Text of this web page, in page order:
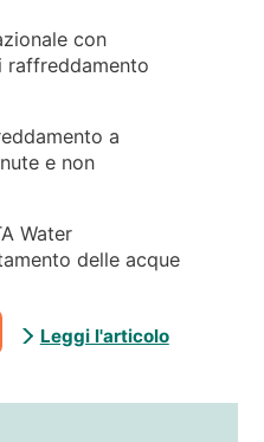
con
raffreddamento
a
e non
Water
delle acque
Leggi l'articolo